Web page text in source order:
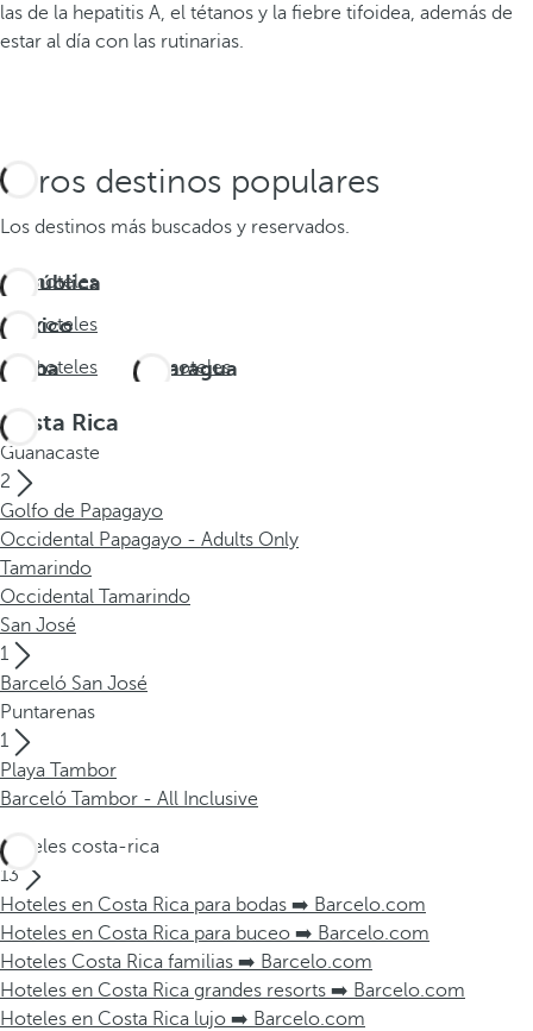
las de la hepatitis A, el tétanos y la fiebre tifoidea, además de
estar al día con las rutinarias.
Otros destinos populares
Los destinos más buscados y reservados.
República
Dominicana
Ver hoteles
México
Ver hoteles
Aruba
Ver hoteles Nicaragua
Ver hoteles
Costa Rica
Guanacaste
2
Golfo de Papagayo
Occidental Papagayo - Adults Only
Tamarindo
Occidental Tamarindo
San José
1
Barceló San José
Puntarenas
1
Playa Tambor
Barceló Tambor - All Inclusive
Hoteles costa-rica
13
Hoteles en Costa Rica para bodas ➡️ Barcelo.com
Hoteles en Costa Rica para buceo ➡️ Barcelo.com
Hoteles Costa Rica familias ➡️ Barcelo.com
Hoteles en Costa Rica grandes resorts ➡️ Barcelo.com
Hoteles en Costa Rica lujo ➡️ Barcelo.com